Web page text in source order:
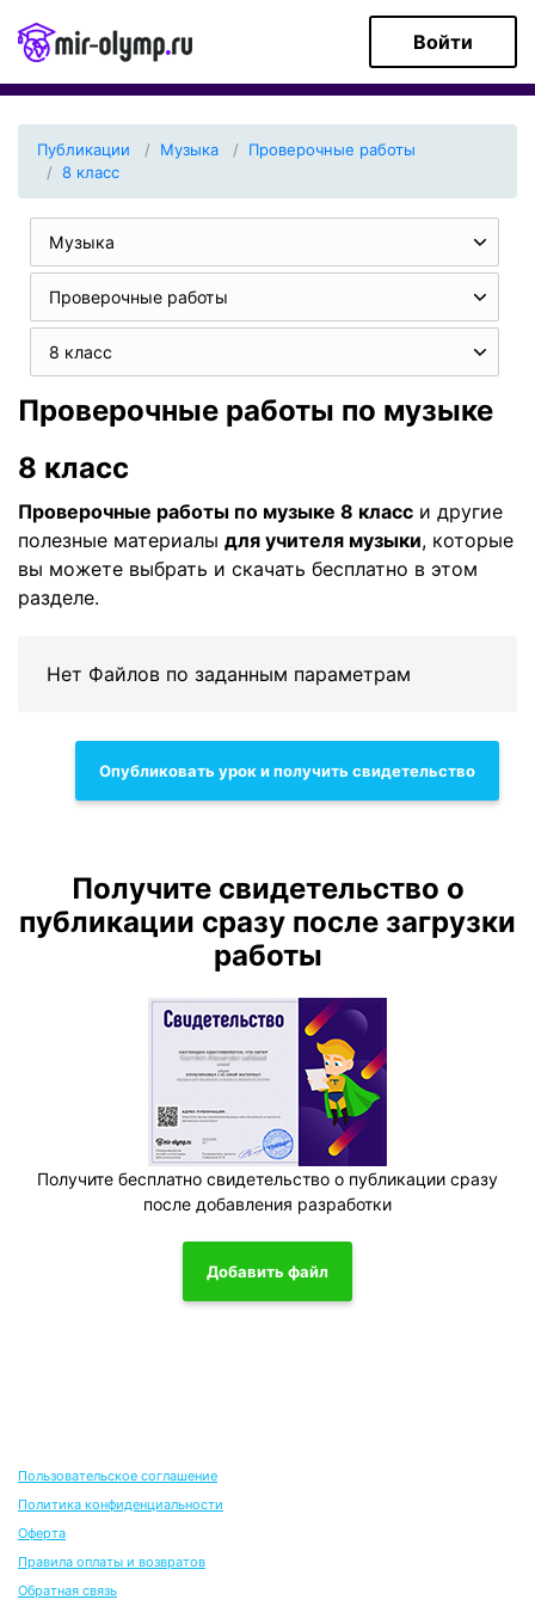
Войти
Публикации Музыка
Проверочные работы
8 класс
Музыка
Проверочные работы
8 класс
Проверочные работы по музыке
8 класс
Проверочные работы по музыке 8 класс и другие
полезные материалы для учителя музыки, которые
вы можете выбрать и скачать бесплатно в этом
разделе.
Нет Файлов по заданным параметрам
Опубликовать урок и получить свидетельство
Получите свидетельство о
публикации сразу после загрузки
работы
Получите бесплатно свидетельство о публикации сразу
после добавления разработки
Добавить файл
Пользовательское соглашение
Политика конфиденциальности
Оферта
Правила оплаты и возвратов
Обратная связь